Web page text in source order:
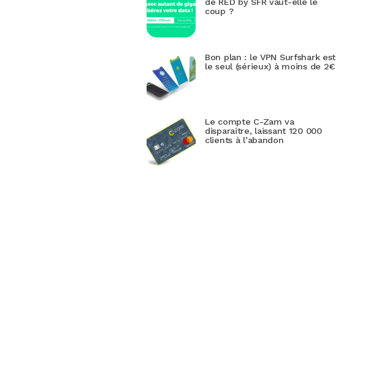
coup ?
Bon plan : le VPN Surfshark est
le seul (sérieux) à moins de 2€
Le compte C-Zam va
disparaitre, laissant 120 000
clients à l’abandon